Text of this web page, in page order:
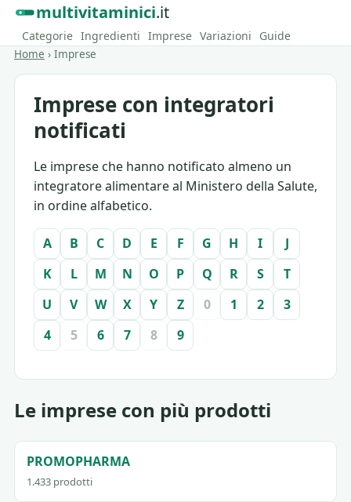
multivitaminici.it
Categorie Ingredienti Imprese Variazioni Guide
Home › Imprese
Imprese con integratori
notificati
Le imprese che hanno notificato almeno un
integratore alimentare al Ministero della Salute,
in ordine alfabetico.
A B C D E F G H I
J
K
L M N O P Q R S
T
U
V W X Y Z 0 1 2
3
4
5 6 7 8 9
Le imprese con più prodotti
PROMOPHARMA
1.433 prodotti